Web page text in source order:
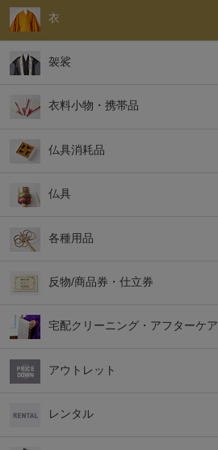
衣
袈裟
衣料小物・携帯品
仏具消耗品
仏具
各種用品
反物/商品券・仕立券
宅配クリーニング・アフターケア
アウトレット
レンタル